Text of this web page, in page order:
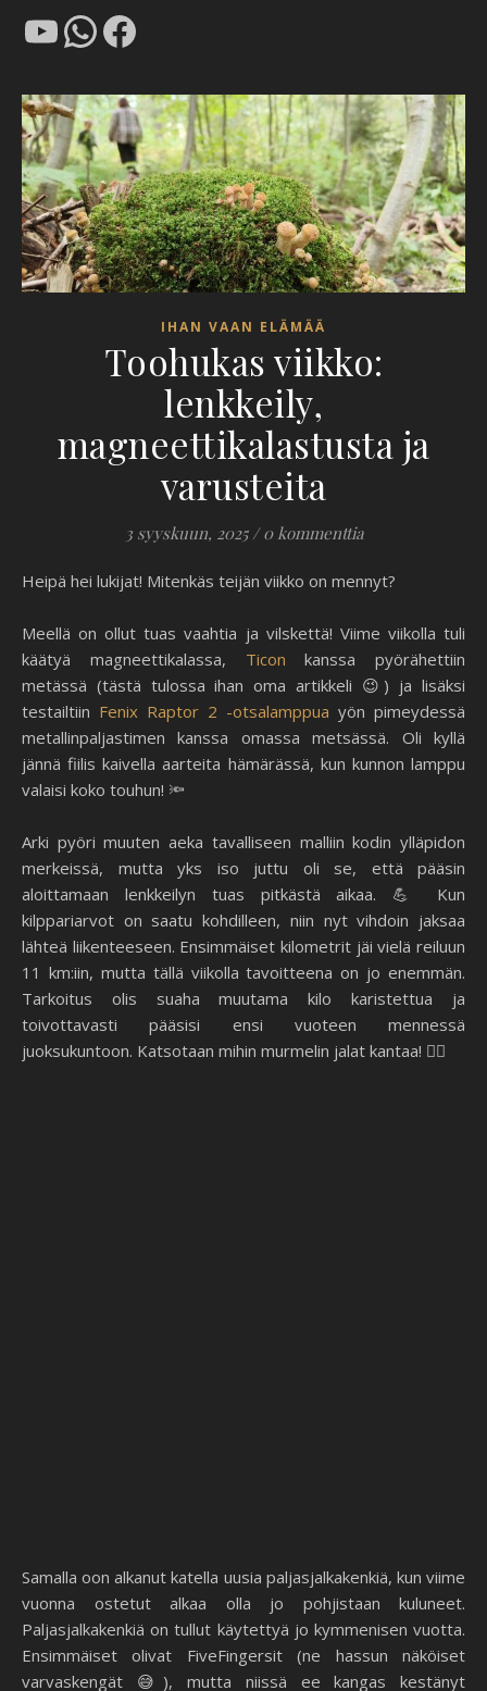
YouTubeWhatsApp
Facebook
IHAN VAAN ELÄMÄÄ
Toohukas viikko:
lenkkeily,
magneettikalastusta ja
varusteita
3 syyskuun, 2025 / 0 kommenttia
Heipä hei lukijat! Mitenkäs teijän viikko on mennyt?
Meellä on ollut tuas vaahtia ja vilskettä! Viime viikolla tuli
käätyä magneettikalassa, Ticon kanssa pyörähettiin
metässä (tästä tulossa ihan oma artikkeli 😉) ja lisäksi
testailtiin Fenix Raptor 2 -otsalamppua yön pimeydessä
metallinpaljastimen kanssa omassa metsässä. Oli kyllä
jännä fiilis kaivella aarteita hämärässä, kun kunnon lamppu
valaisi koko touhun! 🔦
Arki pyöri muuten aeka tavalliseen malliin kodin ylläpidon
merkeissä, mutta yks iso juttu oli se, että pääsin
aloittamaan lenkkeilyn tuas pitkästä aikaa. 💪 Kun
kilppariarvot on saatu kohdilleen, niin nyt vihdoin jaksaa
lähteä liikenteeseen. Ensimmäiset kilometrit jäi vielä reiluun
11 km:iin, mutta tällä viikolla tavoitteena on jo enemmän.
Tarkoitus olis suaha muutama kilo karistettua ja
toivottavasti pääsisi ensi vuoteen mennessä
juoksukuntoon. Katsotaan mihin murmelin jalat kantaa! 🏃‍♀️
Samalla oon alkanut katella uusia paljasjalkakenkiä, kun viime
vuonna ostetut alkaa olla jo pohjistaan kuluneet.
Paljasjalkakenkiä on tullut käytettyä jo kymmenisen vuotta.
Ensimmäiset olivat FiveFingersit (ne hassun näköiset
varvaskengät 😅), mutta niissä ee kangas kestänyt